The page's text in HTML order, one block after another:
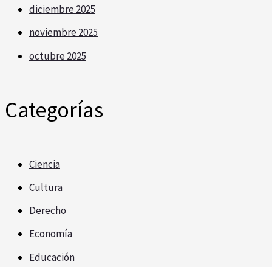
diciembre 2025
noviembre 2025
octubre 2025
Categorías
Ciencia
Cultura
Derecho
Economía
Educación